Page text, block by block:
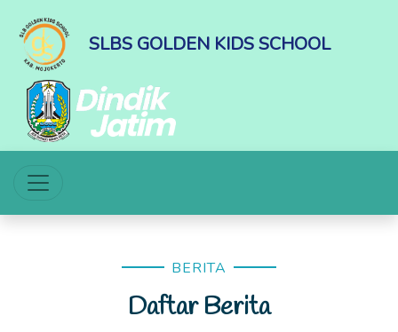
SLBS GOLDEN KIDS SCHOOL
BERITA
Daftar Berita